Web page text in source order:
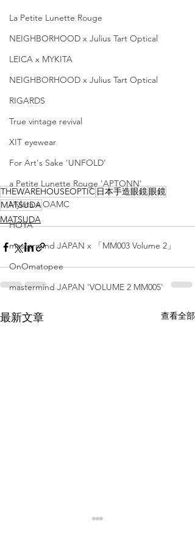
La Petite Lunette Rouge
NEIGHBORHOOD x Julius Tart Optical
LEICA x MYKITA
NEIGHBORHOOD x Julius Tart Optical
RIGARDS
True vintage revival
XIT eyewear
For Art's Sake 'UNFOLD'
a Petite Lunette Rouge 'APTONN'
Mykita x OAMC
HOYA
mastermind JAPAN x 「MM003 Volume 2」
OnOmatopee
mastermind JAPAN 'VOLUME 2 MM005'
THEWAREHOUSEOPTIC 日本手造眼鏡眼鏡
MATSUDA
MATSUDA
最新文章 查看全部